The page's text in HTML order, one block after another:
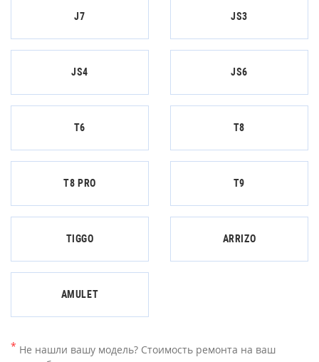
J7 JS3
JS4 JS6
T6 T8
T8 PRO T9
TIGGO ARRIZO
AMULET
* Не нашли вашу модель? Стоимость ремонта на ваш